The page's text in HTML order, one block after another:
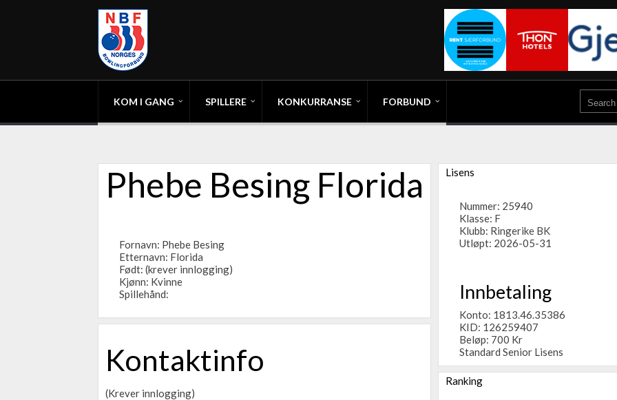
KOM I GANG SPILLERE KONKURRANSE FORBUND
Phebe Besing Florida
Fornavn: Phebe Besing
Etternavn: Florida
Født: (krever innlogging)
Kjønn: Kvinne
Spillehånd:
Kontaktinfo
(Krever innlogging)
Lisens
Nummer: 25940
Klasse: F
Klubb: Ringerike BK
Utløpt: 2026-05-31
Innbetaling
Konto: 1813.46.35386
KID: 126259407
Beløp: 700 Kr
Standard Senior Lisens
Ranking